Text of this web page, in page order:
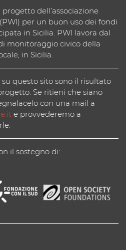
dell’associazione
per un buon uso dei fondi
in Sicilia. PWI lavora dal
monitoraggio civico della
in Sicilia.
questo sito sono il risultato
Se ritieni che siano
con una mail a
e provvederemo a
il sostegno di: